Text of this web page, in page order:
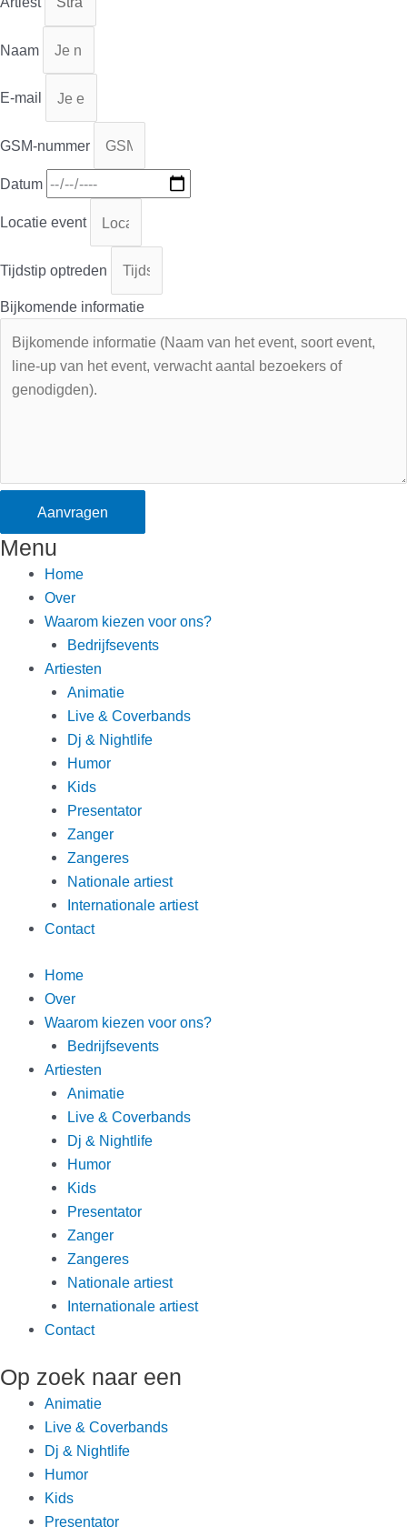
Naam
E-mail
GSM-nummer
Datum
Locatie event
Tijdstip optreden
Bijkomende informatie
Aanvragen
Menu
Home
Over
Waarom kiezen voor ons?
Bedrijfsevents
Artiesten
Animatie
Live & Coverbands
Dj & Nightlife
Humor
Kids
Presentator
Zanger
Zangeres
Nationale artiest
Internationale artiest
Contact
Home
Over
Waarom kiezen voor ons?
Bedrijfsevents
Artiesten
Animatie
Live & Coverbands
Dj & Nightlife
Humor
Kids
Presentator
Zanger
Zangeres
Nationale artiest
Internationale artiest
Contact
Op zoek naar een
Animatie
Live & Coverbands
Dj & Nightlife
Humor
Kids
Presentator